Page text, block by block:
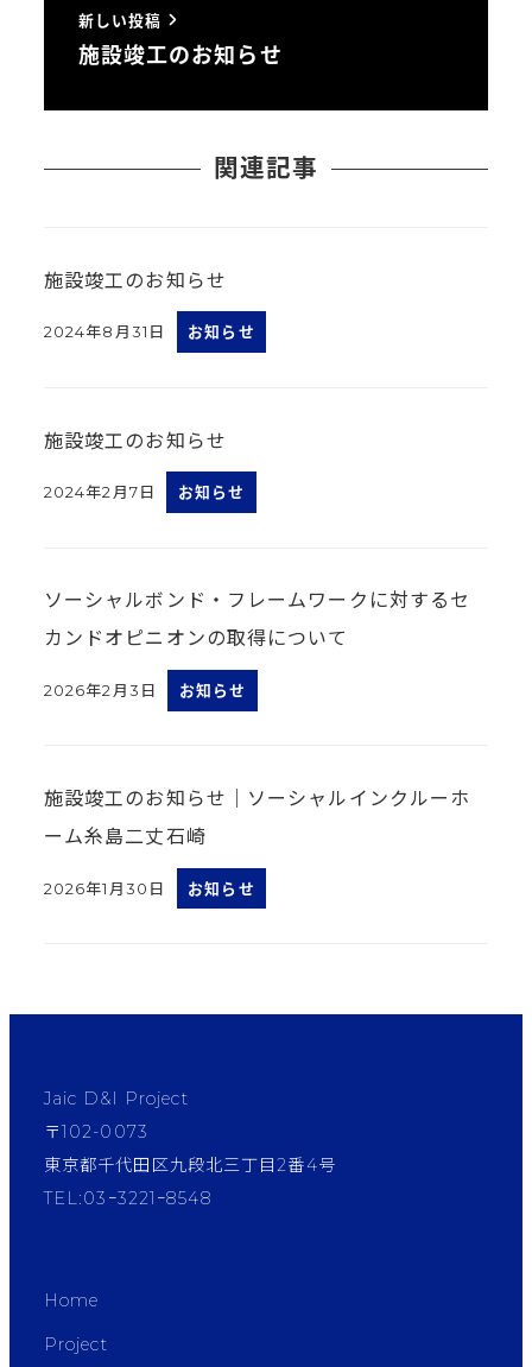
新しい投稿
施設竣工のお知らせ
関連記事
施設竣工のお知らせ
2024年8月31日 お知らせ
施設竣工のお知らせ
2024年2月7日 お知らせ
ソーシャルボンド・フレームワークに対するセ
カンドオピニオンの取得について
2026年2月3日 お知らせ
施設竣工のお知らせ｜ソーシャルインクルーホ
ーム糸島二丈石崎
2026年1月30日 お知らせ
Jaic D&I Project
〒102-0073
東京都千代田区九段北三丁目2番4号
TEL:03ｰ3221ｰ8548
Home
Project